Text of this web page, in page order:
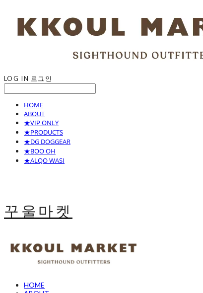
LOG IN 로그인
HOME
ABOUT
★VIP ONLY
★PRODUCTS
★DG DOGGEAR
★BOO OH
★ALQO WASI
꾸울마켓
HOME